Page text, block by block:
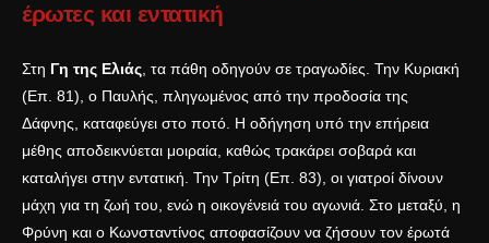
έρωτες και εντατική
Στη Γη της Ελιάς, τα πάθη οδηγούν σε τραγωδίες. Την Κυριακή
(Επ. 81), ο Παυλής, πληγωμένος από την προδοσία της
Δάφνης, καταφεύγει στο ποτό. Η οδήγηση υπό την επήρεια
μέθης αποδεικνύεται μοιραία, καθώς τρακάρει σοβαρά και
καταλήγει στην εντατική. Την Τρίτη (Επ. 83), οι γιατροί δίνουν
μάχη για τη ζωή του, ενώ η οικογένειά του αγωνιά. Στο μεταξύ, η
Φρύνη και ο Κωνσταντίνος αποφασίζουν να ζήσουν τον έρωτά